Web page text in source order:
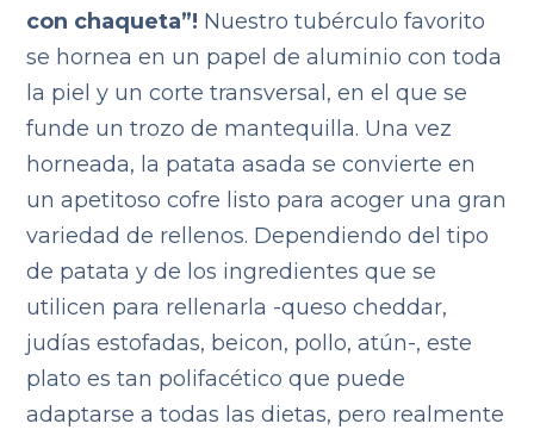
con chaqueta”! Nuestro tubérculo favorito
se hornea en un papel de aluminio con toda
la piel y un corte transversal, en el que se
funde un trozo de mantequilla. Una vez
horneada, la patata asada se convierte en
un apetitoso cofre listo para acoger una gran
variedad de rellenos. Dependiendo del tipo
de patata y de los ingredientes que se
utilicen para rellenarla -queso cheddar,
judías estofadas, beicon, pollo, atún-, este
plato es tan polifacético que puede
adaptarse a todas las dietas, pero realmente